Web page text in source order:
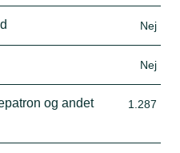
Nej
Nej
og andet
1.287